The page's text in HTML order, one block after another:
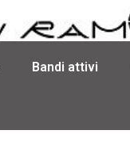
Bandi attivi